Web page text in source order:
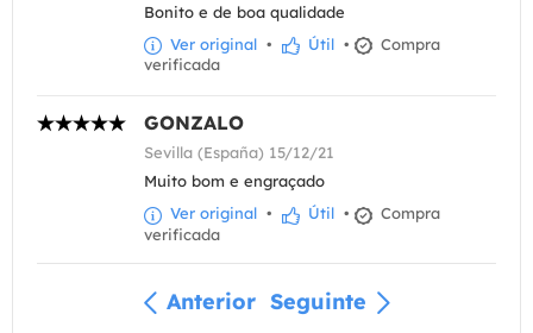
Bonito e de boa qualidade
Ver original • Útil •
Compra
verificada
GONZALO
Sevilla (España) 15/12/21
Muito bom e engraçado
Ver original • Útil •
Compra
verificada
Anterior Seguinte